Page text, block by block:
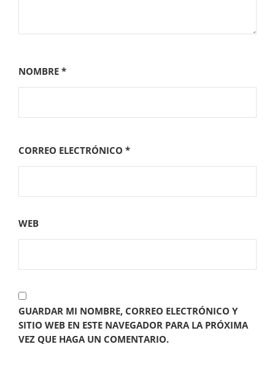
NOMBRE *
CORREO ELECTRÓNICO *
WEB
GUARDAR MI NOMBRE, CORREO ELECTRÓNICO Y
SITIO WEB EN ESTE NAVEGADOR PARA LA PRÓXIMA
VEZ QUE HAGA UN COMENTARIO.